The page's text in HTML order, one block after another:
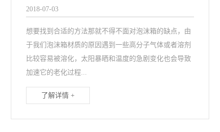
2018-07-03
想要找到合适的方法那就不得不面对泡沫箱的缺点，由
于我们泡沫箱材质的原因遇到一些高分子气体或者溶剂
比较容易被溶化，太阳暴晒和温度的急剧变化也会导致
加速它的老化过程...
了解详情 +